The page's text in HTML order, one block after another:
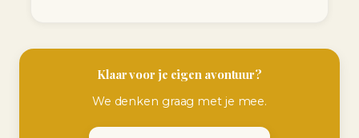
Klaar voor je eigen avontuur?
We denken graag met je mee.